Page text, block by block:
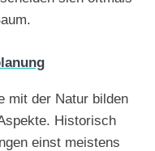
mit der Natur bilden
Historisch
einst meistens